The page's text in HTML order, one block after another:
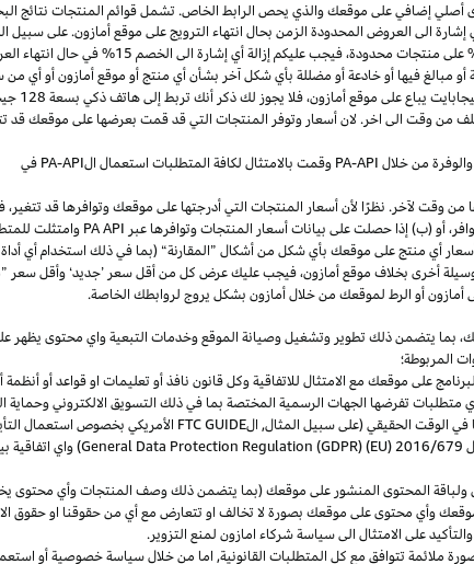
أصلي إضافي على موقعك والذي يحص الرابط الخاص. تشمل قوائم المنتجات نتائج
الى العروض المحدودة الزمن بحال انتهاء الترويج على موقع أمازون. على سبيل
محدودة،فيجب عليكم إزالة أي إشارة الى الخصم 15% في حال انتهاء العرض الترويجي على موقع أمازون.
أو مبالغفيهاأوخادعةأو مضللة بأيشكلآخر بشأنأي منتجأو موقعأمازونأوأي من
يباععلى موقعأمازون،فلا يجوز لكذكرأنك تربطإلىهاتفذكي بسعة
من وقت الى اخر. لان أسعار وتوفر المنتجات التي قد قمت بعرضها على موقعك قد
من خلال PA-API وقمت بالامتثال لكافة المتطلبات استعمال ال PA-API
في
وقت لآخر. نظرًا لأن أسعار المنتجات التي أدرجتها على موقعك وتوافرها قد تتغير،
أو (ب) إذا حصلت على بيانات أسعار المنتجات وتوافرها عبر
وامتثلت
أي منتجعلى موقعك بأيشكل منأشكال ”المقارنة“
(بمافيذلك استخدامأيأداة
أخرى بخلاف موقعأمازون،فيجبعليكعرض كل منأقلسعر ’جديد‘ وأقلسعر ”
أو الرط لموقعك من خلال أمازون بشكل يروج لروابطك الخاصة.
بما يتضمن ذلك تطويروتشغيلوصيانة الموقع وخدمات التبعية واي محتوى
المربوطة؛
على موقعك مع الامتثال للاتفاقية وكل قانون نافذ أو تعليمات او قواعد أو أنظمة
أي متطلبات تفرضها الجهات الرسمية المختصة بما في ذلك التسويق الالكتروني
في الوقت الحقيقي(على سبيل المثال, الFTC GUIDE الأمريكي بخصوص استعمال
General Data Protection Regulation (GDPR) (EU) 2016/679) واي
المحتوى المنشور على موقعك (بما يتضمن ذلك وصف المنتجات وأي محتوى
وأي محتوى على موقعك بصورة لا تخالف او تتعارض مع أي من حقوقنا او حقوق
على الامتثال الى سياسة شركاء امازون لمنع التزوير.
ملائمة تتوافق مع كل المتطلبات القانونية, اما من خلال سياسة خصوصية أو